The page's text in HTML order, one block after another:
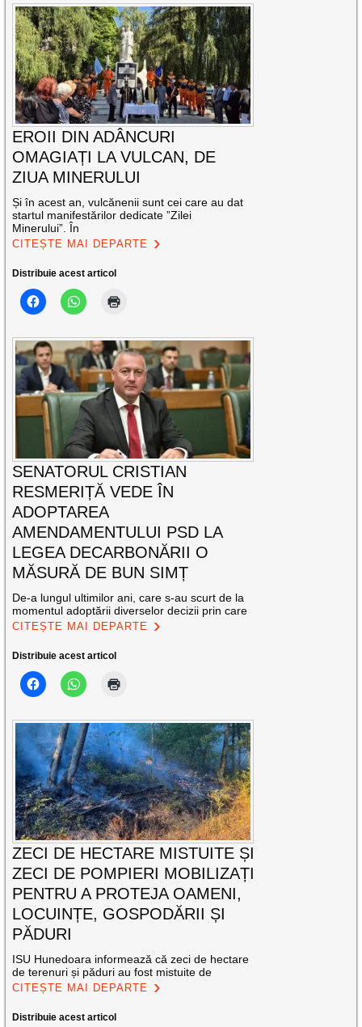
EROII DIN ADÂNCURI
OMAGIAȚI LA VULCAN, DE
ZIUA MINERULUI
Și în acest an, vulcănenii sunt cei care au dat
startul manifestărilor dedicate ”Zilei
Minerului”. În
CITEȘTE MAI DEPARTE
Distribuie acest articol
SENATORUL CRISTIAN
RESMERIȚĂ VEDE ÎN
ADOPTAREA
AMENDAMENTULUI PSD LA
LEGEA DECARBONĂRII O
MĂSURĂ DE BUN SIMȚ
De-a lungul ultimilor ani, care s-au scurt de la
momentul adoptării diverselor decizii prin care
CITEȘTE MAI DEPARTE
Distribuie acest articol
ZECI DE HECTARE MISTUITE ȘI
ZECI DE POMPIERI MOBILIZAȚI
PENTRU A PROTEJA OAMENI,
LOCUINȚE, GOSPODĂRII ȘI
PĂDURI
ISU Hunedoara informează că zeci de hectare
de terenuri și păduri au fost mistuite de
CITEȘTE MAI DEPARTE
Distribuie acest articol